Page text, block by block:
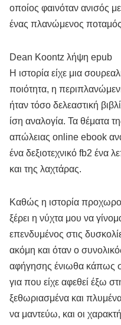
οποίος φαινόταν ανισός
ένας πλανώμενος
Dean Koontz λήψη epub
Η ιστορία είχε μια
ποιότητα, η
ήταν τόσο δελεαστική
ίση αναλογία. Τα θέματα
απώλειας online ebook
ένα δεξιοτεχνικό fb2 ένα
και της λαχτάρας.
Καθώς η ιστορία
ξέρει η νύχτα μου να
επενδυμένος στις
ακόμη και όταν ο
αφήγησης ένιωθα κάπως
για που είχε αφεθεί έξω
ξεθωριασμένα και
να μαντεύω, και οι